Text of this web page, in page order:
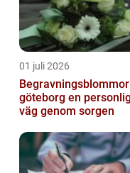
01 juli 2026
Begravningsblommor
göteborg en personlig
väg genom sorgen